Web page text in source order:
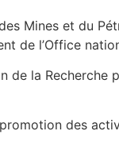
Mines et du
de l’Office
de la
promotion des